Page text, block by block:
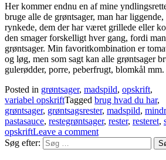
Her kommer endnu en af mine
bruge alle de grøntsager, man har
rynkede, dem der har været grillede eller
den smager forskelligt hver gang, fordi
grøntsager. Min favoritkombination er
og løg, men som sagt kan alle grøntsager
gulerødder, porre, peberfrugt, blomkål mm.
Posted in grøntsager, madspild, opskrift,
variabel opskriftTagged brug hvad du har,
grøntsager, grøntsagsrester, madspild,
pastasauce, restegrøntsager, rester, resteret,
opskriftLeave a comment
Søg efter: